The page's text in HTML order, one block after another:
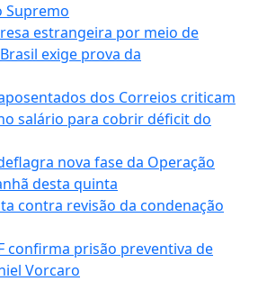
Supremo
estrangeira por meio de
exige prova da
dos Correios criticam
salário para cobrir déficit do
nova fase da Operação
desta quinta
contra revisão da condenação
confirma prisão preventiva de
Vorcaro